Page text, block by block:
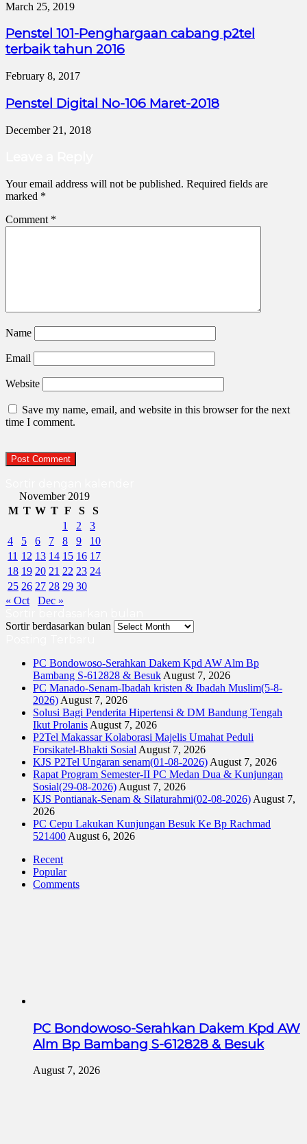
March 25, 2019
Penstel 101-Penghargaan cabang p2tel
terbaik tahun 2016
February 8, 2017
Penstel Digital No-106 Maret-2018
December 21, 2018
Your email address will not be published. Required fields are
marked *
Comment *
Name
Email
Website
Save my name, email, and website in this browser for the next
time I comment.
November 2019
M T W T F S
S
1
2
3
4
5 6 7 8 9
10
11 12 13 14 15 16 17
18 19 20 21 22 23 24
25 26 27 28 29 30
« Oct
Dec »
Sortir berdasarkan bulan
PC Bondowoso-Serahkan Dakem Kpd AW Alm Bp
Bambang S-612828 & Besuk August 7, 2026
PC Manado-Senam-Ibadah kristen & Ibadah Muslim(5-8-
2026) August 7, 2026
Solusi Bagi Penderita Hipertensi & DM Bandung Tengah
Ikut Prolanis August 7, 2026
P2Tel Makassar Kolaborasi Majelis Umahat Peduli
Forsikatel-Bhakti Sosial August 7, 2026
KJS P2Tel Ungaran senam(01-08-2026) August 7, 2026
Rapat Program Semester-II PC Medan Dua & Kunjungan
Sosial(29-08-2026) August 7, 2026
KJS Pontianak-Senam & Silaturahmi(02-08-2026) August 7,
2026
PC Cepu Lakukan Kunjungan Besuk Ke Bp Rachmad
521400 August 6, 2026
Recent
Popular
Comments
PC Bondowoso-Serahkan Dakem Kpd AW
Alm Bp Bambang S-612828 & Besuk
August 7, 2026